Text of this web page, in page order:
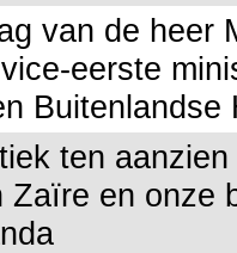
van de heer
eerste
Buitenlandse
ten
Zaïre en onze